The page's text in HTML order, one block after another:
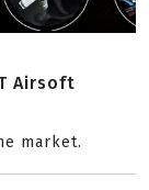
Airsoft
market.